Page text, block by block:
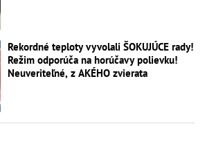
Rekordné teploty vyvolali ŠOKUJÚCE rady!
Režim odporúča na horúčavy polievku!
Neuveriteľné, z AKÉHO zvierata